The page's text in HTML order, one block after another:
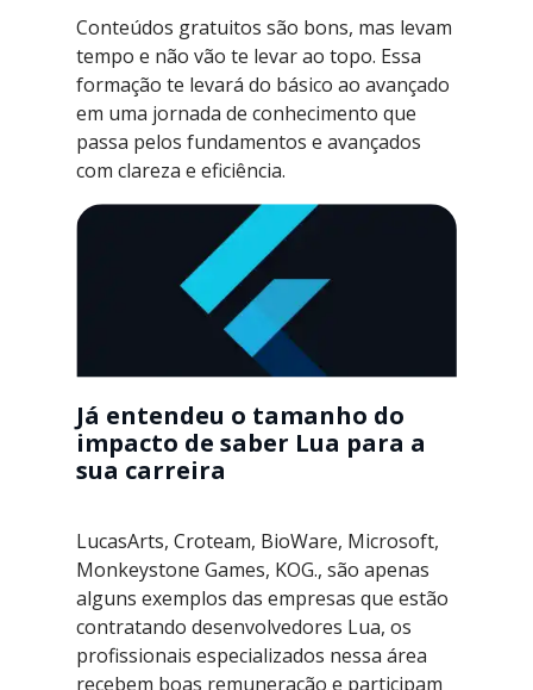
Conteúdos gratuitos são bons, mas levam
tempo e não vão te levar ao topo. Essa
formação te levará do básico ao avançado
em uma jornada de conhecimento que
passa pelos fundamentos e avançados
com clareza e eficiência.
Já entendeu o tamanho do
impacto de saber Lua para a
sua carreira
LucasArts, Croteam, BioWare, Microsoft,
Monkeystone Games, KOG., são apenas
alguns exemplos das empresas que estão
contratando desenvolvedores Lua, os
profissionais especializados nessa área
recebem boas remuneração e participam